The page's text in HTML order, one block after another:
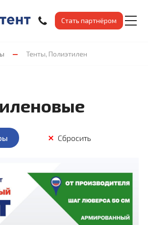
Стать партнёром
Тенты, Полиэтилен
Сбросить